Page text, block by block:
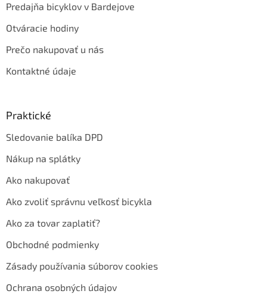
Predajňa bicyklov v Bardejove
Otváracie hodiny
Prečo nakupovať u nás
Kontaktné údaje
Praktické
Sledovanie balíka DPD
Nákup na splátky
Ako nakupovať
Ako zvoliť správnu veľkosť bicykla
Ako za tovar zaplatiť?
Obchodné podmienky
Zásady používania súborov cookies
Ochrana osobných údajov